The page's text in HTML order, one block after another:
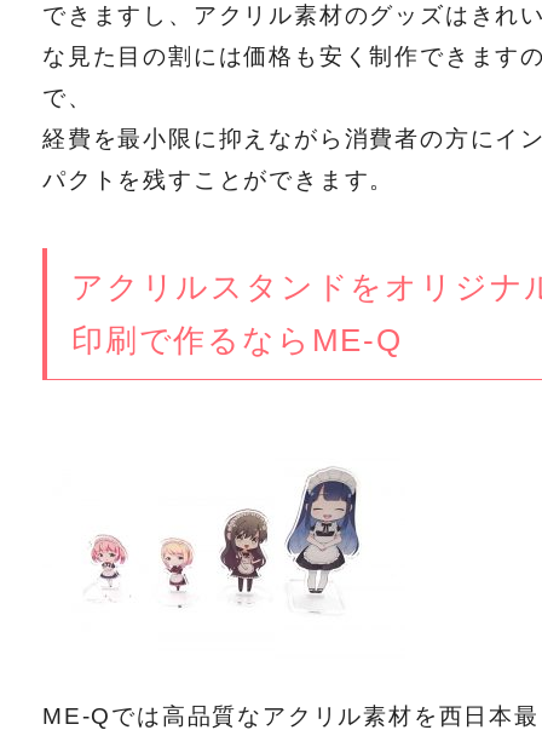
できますし、アクリル素材のグッズはきれ
な見た目の割には価格も安く制作できます
で、
経費を最小限に抑えながら消費者の方にイ
パクトを残すことができます。
アクリルスタンドをオリジナ
印刷で作るならME-Q
ME-Qでは高品質なアクリル素材を西日本最